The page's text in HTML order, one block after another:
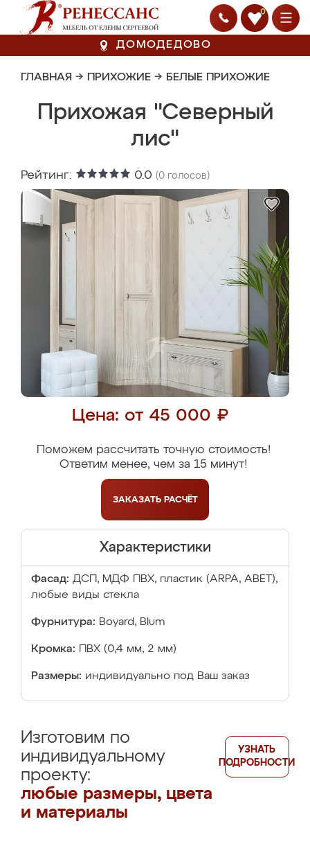
0
ДОМОДЕДОВО
ГЛАВНАЯ → ПРИХОЖИЕ → БЕЛЫЕ ПРИХОЖИЕ
Прихожая "Северный
лис"
Рейтинг: 0.0 (0 голосов)
Цена: от 45 000 ₽
Поможем рассчитать точную стоимость!
Ответим менее, чем за 15 минут!
ЗАКАЗАТЬ РАСЧЁТ
Характеристики
Фасад: ДСП, МДФ ПВХ, пластик (ARPA, ABET),
любые виды стекла
Фурнитура: Boyard, Blum
Кромка: ПВХ (0,4 мм, 2 мм)
Размеры: индивидуально под Ваш заказ
Изготовим по
индивидуальному
проекту:
любые размеры, цвета
и материалы
УЗНАТЬ
ПОДРОБНОСТИ